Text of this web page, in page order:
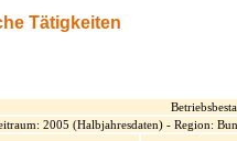
Tätigkeiten